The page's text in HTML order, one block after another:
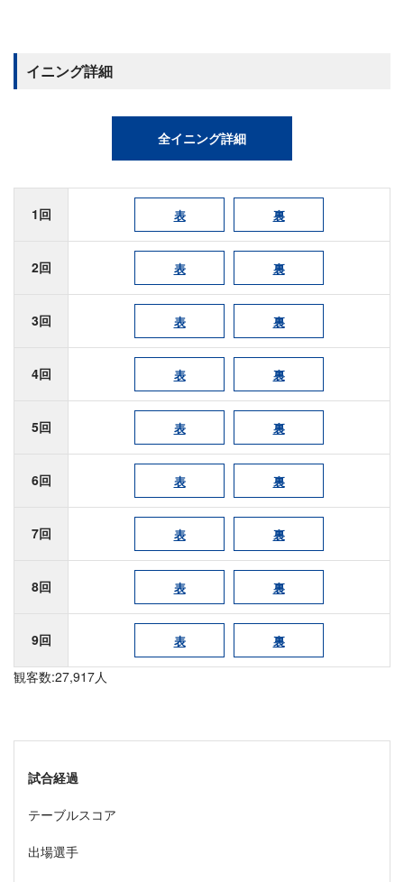
イニング詳細
全イニング詳細
1回 表 裏
2回 表 裏
3回 表 裏
4回 表 裏
5回 表 裏
6回 表 裏
7回 表 裏
8回 表 裏
9回 表 裏
観客数:27,917人
試合経過
テーブルスコア
出場選手